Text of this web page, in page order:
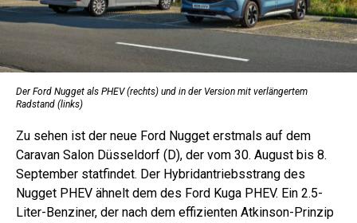
Der Ford Nugget als PHEV (rechts) und in der Version mit verlängertem
Radstand (links)
Zu sehen ist der neue Ford Nugget erstmals auf dem
Caravan Salon Düsseldorf (D), der vom 30. August bis 8.
September statfindet. Der Hybridantriebsstrang des
Nugget PHEV ähnelt dem des Ford Kuga PHEV. Ein 2.5-
Liter-Benziner, der nach dem effizienten Atkinson-Prinzip